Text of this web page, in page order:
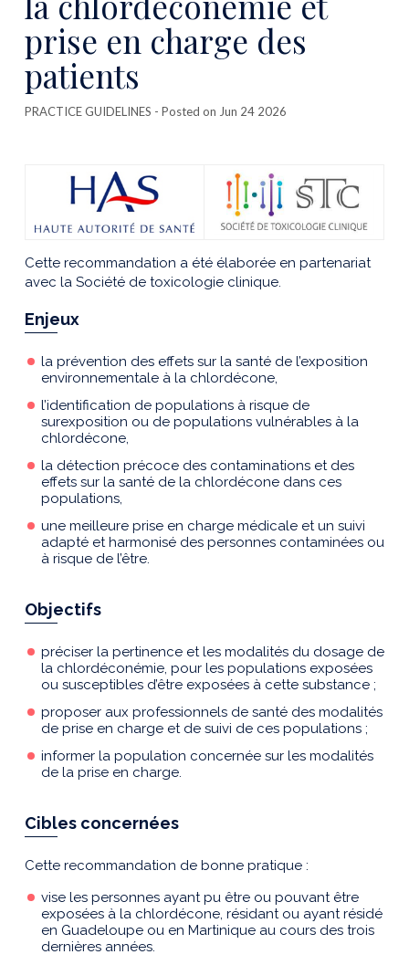
prise en charge des
patients
PRACTICE GUIDELINES - Posted on Jun 24 2026
Cette recommandation a été élaborée en partenariat
avec la Société de toxicologie clinique.
Enjeux
la prévention des effets sur la santé de l’exposition
environnementale à la chlordécone,
l’identification de populations à risque de
surexposition ou de populations vulnérables à la
chlordécone,
la détection précoce des contaminations et des
effets sur la santé de la chlordécone dans ces
populations,
une meilleure prise en charge médicale et un suivi
adapté et harmonisé des personnes contaminées ou
à risque de l’être.
Objectifs
préciser la pertinence et les modalités du dosage de
la chlordéconémie, pour les populations exposées
ou susceptibles d’être exposées à cette substance ;
proposer aux professionnels de santé des modalités
de prise en charge et de suivi de ces populations ;
informer la population concernée sur les modalités
de la prise en charge.
Cibles concernées
Cette recommandation de bonne pratique :
vise les personnes ayant pu être ou pouvant être
exposées à la chlordécone, résidant ou ayant résidé
en Guadeloupe ou en Martinique au cours des trois
dernières années.